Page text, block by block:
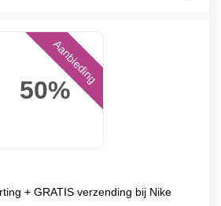
50%
Aanbieding
+ GRATIS verzending bij Nike